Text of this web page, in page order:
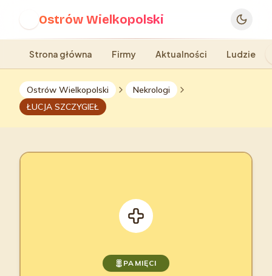
Ostrów Wielkopolski
Strona główna Firmy Aktualności Ludzie
Ostrów Wielkopolski
Nekrologi
ŁUCJA SZCZYGIEŁ
PAMIĘCI